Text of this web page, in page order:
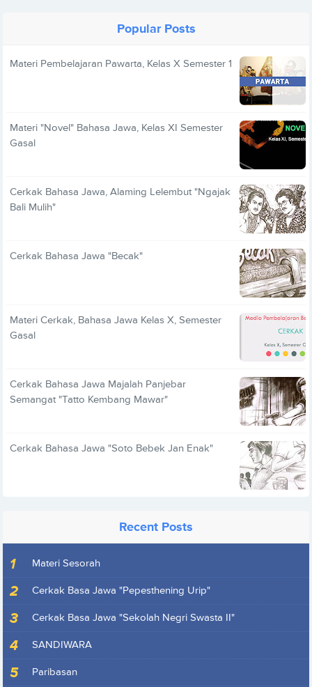
Popular Posts
Materi Pembelajaran Pawarta, Kelas X Semester 1
Materi "Novel" Bahasa Jawa, Kelas XI Semester
Gasal
Cerkak Bahasa Jawa, Alaming Lelembut "Ngajak
Bali Mulih"
Cerkak Bahasa Jawa "Becak"
Materi Cerkak, Bahasa Jawa Kelas X, Semester
Gasal
Cerkak Bahasa Jawa Majalah Panjebar
Semangat "Tatto Kembang Mawar"
Cerkak Bahasa Jawa "Soto Bebek Jan Enak"
Recent Posts
Materi Sesorah
Cerkak Basa Jawa "Pepesthening Urip"
Cerkak Basa Jawa "Sekolah Negri Swasta II"
SANDIWARA
Paribasan